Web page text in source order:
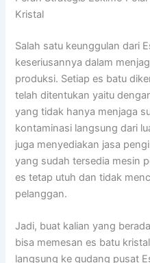
Kristal
Salah satu keunggulan dari
keseriusannya dalam
produksi. Setiap es batu
telah ditentukan yaitu
yang tidak hanya menjaga
kontaminasi langsung dari
juga menyediakan jasa
yang sudah tersedia mesin
es tetap utuh dan tidak
pelanggan.
Jadi, buat kalian yang
bisa memesan es batu
langsung ke gudang pusat